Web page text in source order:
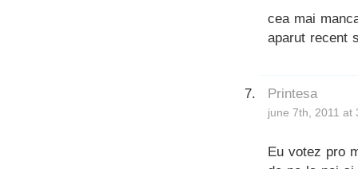
cea mai
aparut recent
Printesa
june 7th, 2011 at
Eu votez pro